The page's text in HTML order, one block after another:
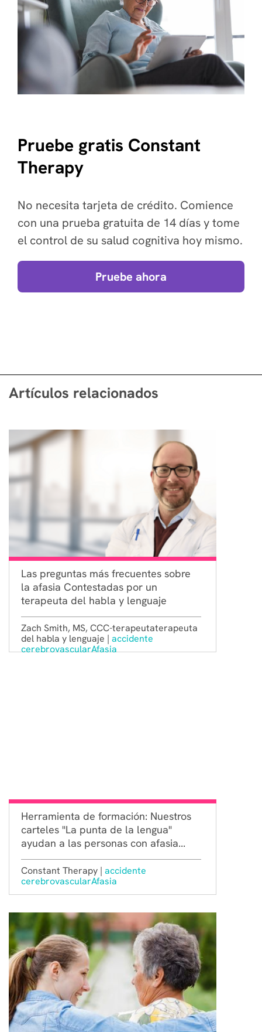
Pruebe gratis Constant
Therapy
No necesita tarjeta de crédito. Comience
con una prueba gratuita de 14 días y tome
el control de su salud cognitiva hoy mismo.
Pruebe ahora
Artículos relacionados
Las preguntas más frecuentes sobre
la afasia Contestadas por un
terapeuta del habla y lenguaje
Zach Smith, MS, CCC-terapeutaterapeuta
del habla y lenguaje | accidente
cerebrovascularAfasia
Herramienta de formación: Nuestros
carteles "La punta de la lengua"
ayudan a las personas con afasia...
Constant Therapy | accidente
cerebrovascularAfasia